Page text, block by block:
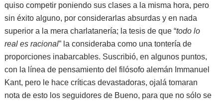
quiso competir poniendo sus clases a la misma hora, pero
sin éxito alguno, por considerarlas absurdas y en nada
superior a la mera charlatanería; la tesis de que “todo lo
real es racional” la consideraba como una tontería de
proporciones inabarcables. Suscribió, en algunos puntos,
con la línea de pensamiento del filósofo alemán Immanuel
Kant, pero le hace críticas devastadoras, ojalá tomaran
nota de esto los seguidores de Bueno, para que no sólo se